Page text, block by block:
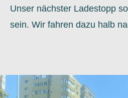
Unser nächster Ladestopp
sein. Wir fahren dazu halb